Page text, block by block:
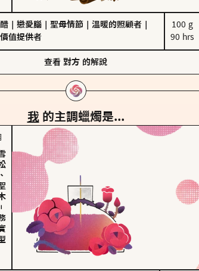
戀愛腦 聖母情節 溫暖的照顧者
值提供者
100 g
90 hrs
查看 對方 的解說
我 的主調蠟燭是...
木
－
型